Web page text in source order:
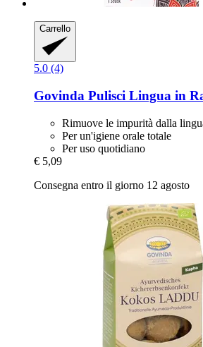
Carrello
5.0 (4)
Govinda Pulisci Lingua in
Rimuove le impurità dalla
Per un'igiene orale totale
Per uso quotidiano
€ 5,09
Consegna entro il giorno 12 agosto